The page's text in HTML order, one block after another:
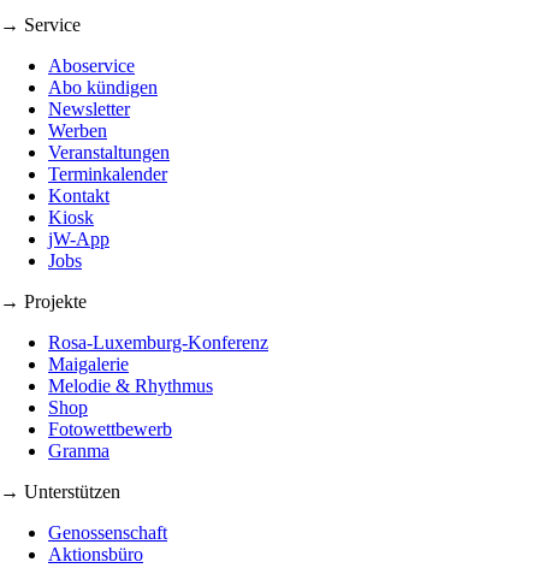
→ Service
Aboservice
Abo kündigen
Newsletter
Werben
Veranstaltungen
Terminkalender
Kontakt
Kiosk
jW-App
Jobs
→ Projekte
Rosa-Luxemburg-Konferenz
Maigalerie
Melodie & Rhythmus
Shop
Fotowettbewerb
Granma
→ Unterstützen
Genossenschaft
Aktionsbüro